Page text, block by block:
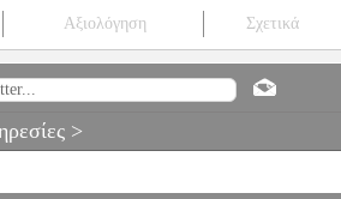
Αξιολόγηση Σχετικά
ΑΞΕΣΟΥΑΡ
6 ΤΕΜΑΧΙΑ )
>